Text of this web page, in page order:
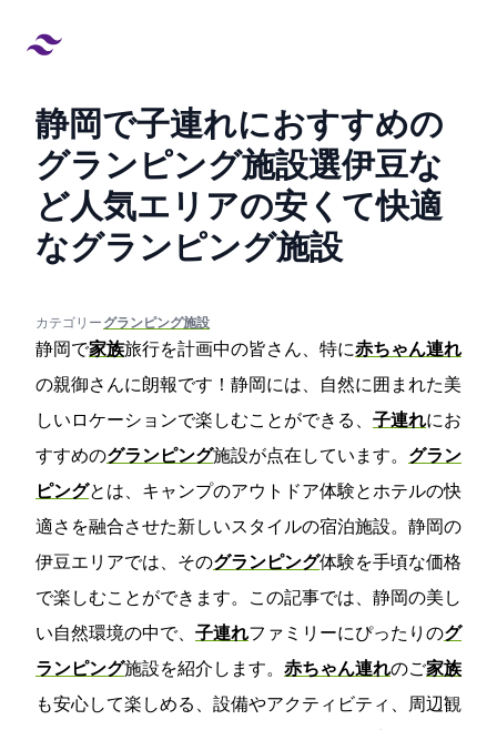
静岡で子連れにおすすめの
グランピング施設13選!伊豆な
ど人気エリアの安くて快適
なグランピング施設
カテゴリー: #グランピング施設
静岡で家族旅行を計画中の皆さん、特に赤ちゃん連れ
の親御さんに朗報です！静岡には、自然に囲まれた美
しいロケーションで楽しむことができる、 子連れにお
すすめのグランピング施設が点在しています。 グラン
ピングとは、キャンプのアウトドア体験とホテルの快
適さを融合させた新しいスタイルの宿泊施設。静岡の
伊豆エリアでは、そのグランピング体験を手頃な価格
で楽しむことができます。この記事では、静岡の美し
い自然環境の中で、 子連れファミリーにぴったりのグ
ランピング施設を紹介します。 赤ちゃん連れのご家族
も安心して楽しめる、設備やアクティビティ、周辺観